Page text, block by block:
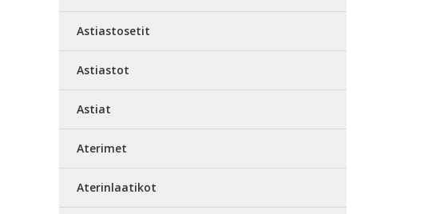
Astiastosetit
Astiastot
Astiat
Aterimet
Aterinlaatikot